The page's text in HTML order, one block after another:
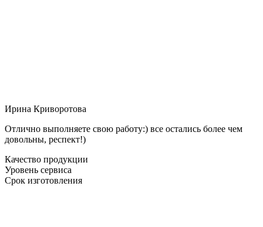
Ирина Криворотова
Отлично выполняете свою работу:) все остались более чем
довольны, респект!)
Качество продукции
Уровень сервиса
Срок изготовления